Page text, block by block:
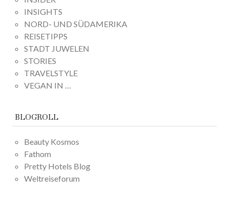
INSIGHTS
NORD- UND SÜDAMERIKA
REISETIPPS
STADT JUWELEN
STORIES
TRAVELSTYLE
VEGAN IN …
BLOGROLL
Beauty Kosmos
Fathom
Pretty Hotels Blog
Weltreiseforum